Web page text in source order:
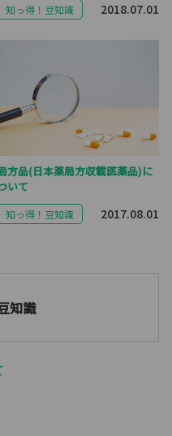
知っ得！豆知識 2018.07.01
方品(日本薬局方収載医薬品)に
いて
知っ得！豆知識 2017.08.01
知識